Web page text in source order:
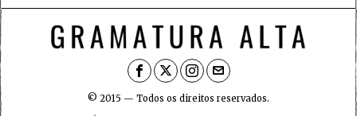
© 2015 — Todos os direitos reservados.